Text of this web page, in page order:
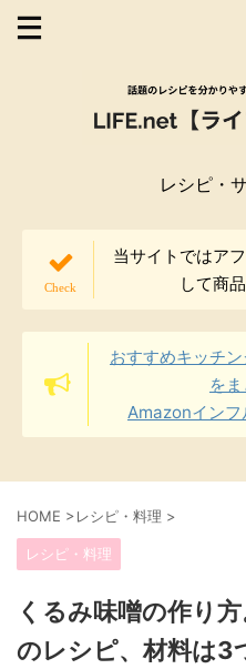
レシピ・
当サイトではア
して商
おすすめキッチ
をま
Amazonインフ
HOME >レシピ・料理 >
レシピ・料理
くるみ味噌の作り
のレシピ、材料は3